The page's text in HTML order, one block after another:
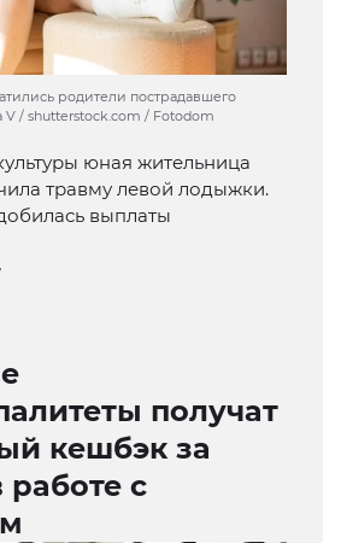
родители пострадавшего
V / shutterstock.com / Fotodom
юная жительница
травму левой лодыжки.
выплаты
получат
кешбэк за
работе с